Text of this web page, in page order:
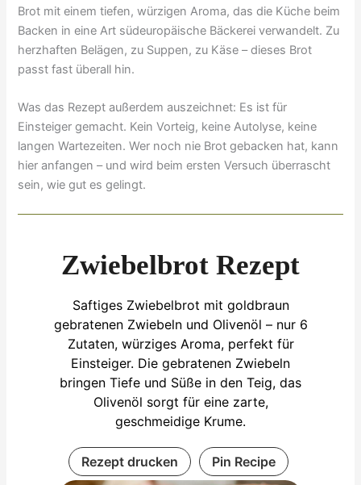
Brot mit einem tiefen, würzigen Aroma, das die Küche beim
Backen in eine Art südeuropäische Bäckerei verwandelt. Zu
herzhaften Belägen, zu Suppen, zu Käse – dieses Brot
passt fast überall hin.
Was das Rezept außerdem auszeichnet: Es ist für
Einsteiger gemacht. Kein Vorteig, keine Autolyse, keine
langen Wartezeiten. Wer noch nie Brot gebacken hat, kann
hier anfangen – und wird beim ersten Versuch überrascht
sein, wie gut es gelingt.
Zwiebelbrot Rezept
Saftiges Zwiebelbrot mit goldbraun
gebratenen Zwiebeln und Olivenöl – nur 6
Zutaten, würziges Aroma, perfekt für
Einsteiger. Die gebratenen Zwiebeln
bringen Tiefe und Süße in den Teig, das
Olivenöl sorgt für eine zarte,
geschmeidige Krume.
Rezept drucken Pin Recipe